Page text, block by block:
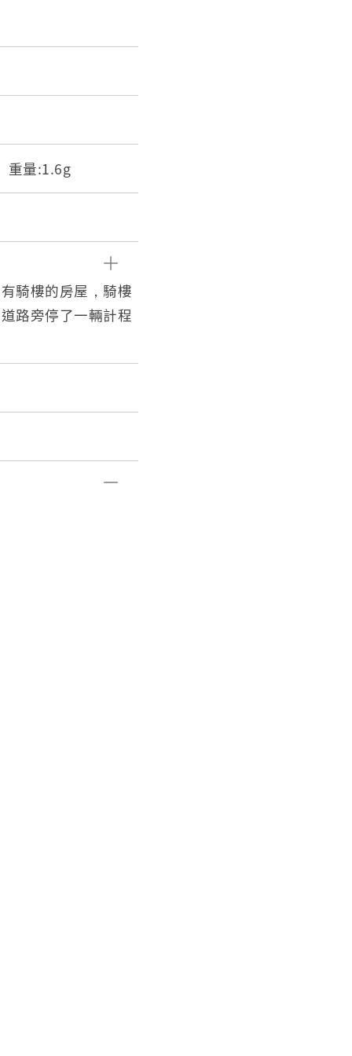
重量:1.6g
騎樓的房屋，騎樓
路旁停了一輛計程